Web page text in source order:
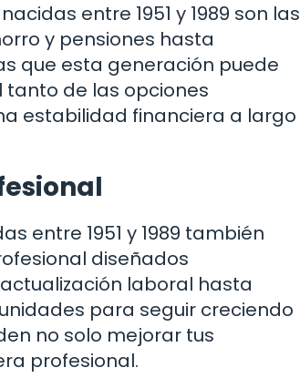
entre 1951 y 1989 son las
y pensiones hasta
que esta generación puede
tanto de las opciones
estabilidad financiera a largo
entre 1951 y 1989 también
diseñados
laboral hasta
para seguir creciendo
no solo mejorar tus
profesional.